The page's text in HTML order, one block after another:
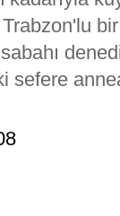
sefere